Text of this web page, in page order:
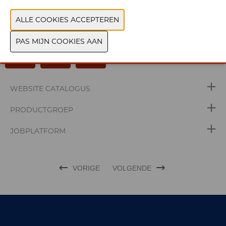
WEBSITE CATALOGUS
PRODUCTGROEP
JOBPLATFORM
VORIGE VOLGENDE